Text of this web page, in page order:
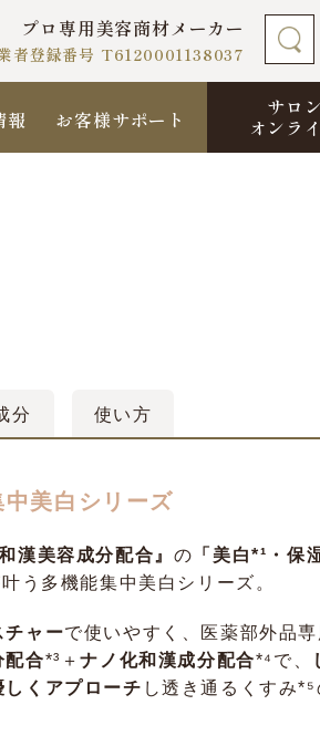
プロ専用美容商材メーカー
者登録番号 T6120001138037
報 お客様サポート サロ
オンラ
分 使い方
美白シリーズ
漢美容成分配合』 の 「美白*¹・保
う多機能集中美白シリーズ。
チャーで使いやすく、医薬部外品専
配合*³＋ナノ化和漢成分配合*⁴で、
くアプローチ し透き通るくすみ*⁵